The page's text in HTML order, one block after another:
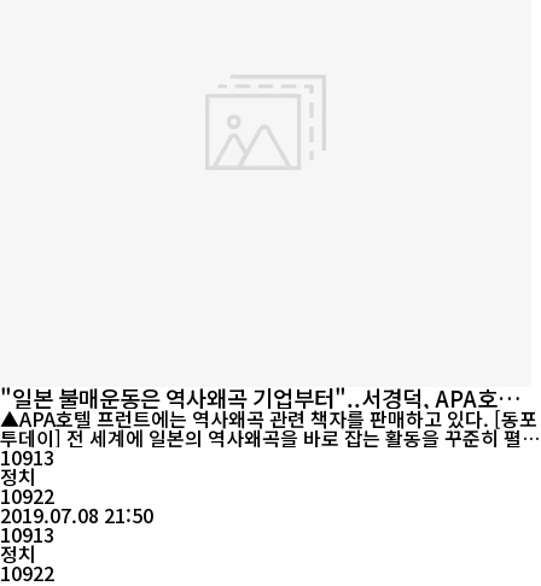
"일본 불매운동은 역사왜곡 기업부터"..서경덕, APA호텔
지목
▲APA호텔 프런트에는 역사왜곡 관련 책자를 판매하고 있다. [동포
투데이] 전 세계에 일본의 역사왜곡을 바로 잡는 활동을 꾸준히 펼쳐
온 성신여대 서경덕 교수가 이번에는 일본의 대형 숙박기업인 APA
호텔의 불매운동을 시작한다고 8일 밝혔다. 이번 일을 기획한 서 교
수는 "요즘 전 국민이 자발적으로 진행하는 '일본 불매운동'에 조금
이나마 도움이 되고자 일본군 위안부 강제동원 등을 부정하고 왜곡
하는 APA호텔을...
10913
정치
10922
2019.07.08 21:50
10913
정치
10922